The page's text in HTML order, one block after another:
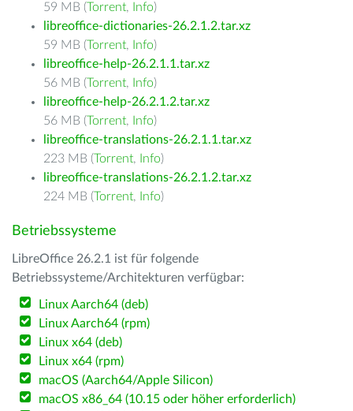
59 MB (Torrent, Info)
libreoffice-dictionaries-26.2.1.2.tar.xz
59 MB (Torrent, Info)
libreoffice-help-26.2.1.1.tar.xz
56 MB (Torrent, Info)
libreoffice-help-26.2.1.2.tar.xz
56 MB (Torrent, Info)
libreoffice-translations-26.2.1.1.tar.xz
223 MB (Torrent, Info)
libreoffice-translations-26.2.1.2.tar.xz
224 MB (Torrent, Info)
Betriebssysteme
LibreOffice 26.2.1 ist für folgende
Betriebssysteme/Architekturen verfügbar:
Linux Aarch64 (deb)
Linux Aarch64 (rpm)
Linux x64 (deb)
Linux x64 (rpm)
macOS (Aarch64/Apple Silicon)
macOS x86_64 (10.15 oder höher erforderlich)